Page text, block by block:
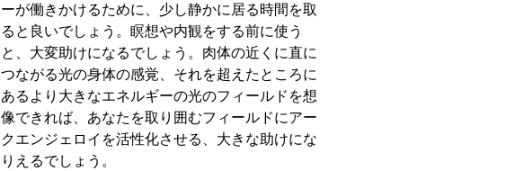
ーが働きかけるために、少し静かに居る時間を取
ると良いでしょう。瞑想や内観をする前に使う
と、大変助けになるでしょう。肉体の近くに直に
つながる光の身体の感覚、それを超えたところに
あるより大きなエネルギーの光のフィールドを想
像できれば、あなたを取り囲むフィールドにアー
クエンジェロイを活性化させる、大きな助けにな
りえるでしょう。